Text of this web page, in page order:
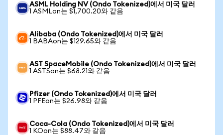
ASML Holding NV (Ondo Tokenized)에서 미국 달러
1 ASMLon는 $1,700.20와 같음
Alibaba (Ondo Tokenized)에서 미국 달러
1 BABAon는 $129.65와 같음
AST SpaceMobile (Ondo Tokenized)에서 미국 달러
1 ASTSon는 $68.21와 같음
Pfizer (Ondo Tokenized)에서 미국 달러
1 PFEon는 $26.98와 같음
Coca-Cola (Ondo Tokenized)에서 미국 달러
1 KOon는 $88.47와 같음